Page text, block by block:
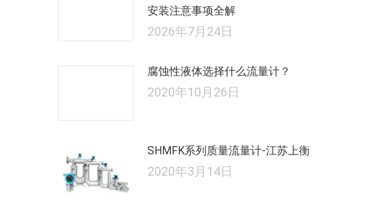
安装注意事项全解
2026年7月24日
腐蚀性液体选择什么流量计？
2020年10月26日
SHMFK系列质量流量计-江苏上衡
2020年3月14日